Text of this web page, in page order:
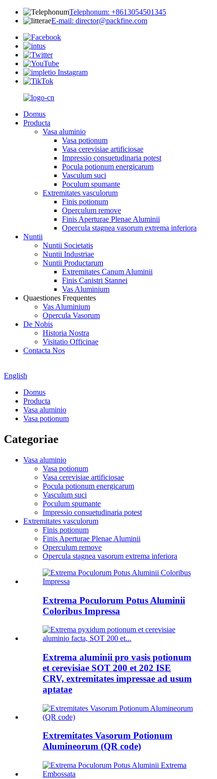
Telephonum: +8613054501345
E-mail: director@packfine.com
Domus
Producta
Vasa aluminio
Vasa potionum
Vasa cerevisiae artificiosae
Impressio consuetudinaria potest
Pocula potionum energicarum
Vasculum suci
Poculum spumante
Extremitates vasculorum
Finis potionum
Operculum remove
Finis Aperturae Plenae Aluminii
Opercula stagnea vasorum extrema inferiora
Nuntii
Nuntii Societatis
Nuntii Industriae
Nuntii Productarum
Extremitates Canum Aluminii
Finis Canistri Stannei
Vas Aluminium
Quaestiones Frequentes
Vas Aluminium
Opercula Vasorum
De Nobis
Historia Nostra
Visitatio Officinae
Contacta Nos
English
Domus
Producta
Vasa aluminio
Vasa potionum
Categoriae
Vasa aluminio
Vasa potionum
Vasa cerevisiae artificiosae
Pocula potionum energicarum
Vasculum suci
Poculum spumante
Impressio consuetudinaria potest
Extremitates vasculorum
Finis potionum
Finis Aperturae Plenae Aluminii
Operculum remove
Opercula stagnea vasorum extrema inferiora
Extrema Poculorum Potus Aluminii
Coloribus Impressa
Extrema aluminii pro vasis potionum
et cerevisiae SOT 200 et 202 ISE
CRV, extremitates impressae ad usum
aptatae
Extremitates Vasorum Potionum
Alumineorum (QR code)